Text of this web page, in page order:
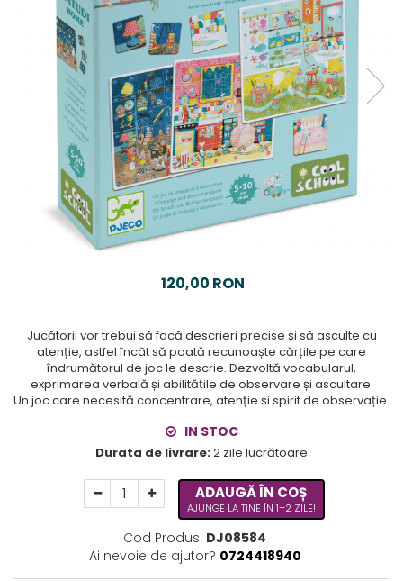
120,00 RON
Jucătorii vor trebui să facă descrieri precise și să asculte cu
atenție, astfel încât să poată recunoaște cărțile pe care
îndrumătorul de joc le descrie. Dezvoltă vocabularul,
exprimarea verbală și abilitățile de observare și ascultare.
Un joc care necesită concentrare, atenție și spirit de observație.
IN STOC
Durata de livrare:2 zile lucrătoare
ADAUGĂ ÎN COȘ
AJUNGE LA TINE ÎN 1–2 ZILE!
Cod Produs: DJ08584
Ai nevoie de ajutor? 0724418940